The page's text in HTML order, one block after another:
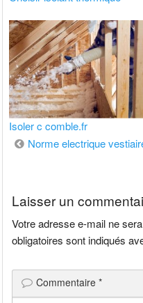
Isoler c comble.fr
Navigation
Norme electrique
Laisser un
Votre adresse e-mail ne
obligatoires sont indiqués
Commentaire*